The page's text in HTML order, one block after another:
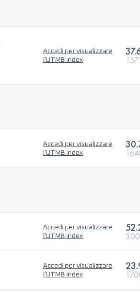
Accedi per visualizzare
l'UTMB Index
Accedi per visualizzare
l'UTMB Index
Accedi per visualizzare
l'UTMB Index
Accedi per visualizzare
l'UTMB Index